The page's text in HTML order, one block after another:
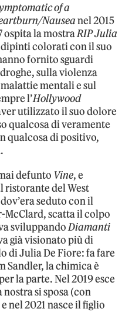
of a
Nauseanel 2015
ospita la mostraRIP Julia
colorati con il suo
fornito sguardi
sulla violenza
mentali e sul
l’Hollywood
utilizzato il suo dolore
qualcosa di veramente
qualcosa di positivo,
defunto Vine, e
ristorante del West
seduto con il
McClard, scatta il colpo
sviluppandoDiamanti
già visionato più di
di Julia De Fiore: fa fare
Sandler, la chimica è
la parte. Nel 2019 esce
si sposa (con
nel 2021 nasce il figlio